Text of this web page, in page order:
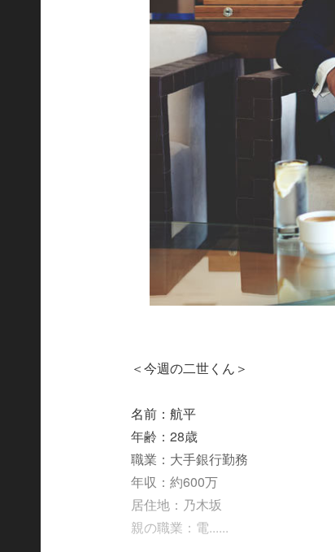
＜今週の二世くん＞
名前：航平
年齢：28歳
職業：大手銀行勤務
年収：約600万
居住地：乃木坂
親の職業：電......